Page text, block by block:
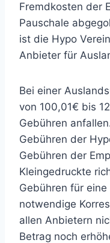
Fremdkosten der
Pauschale
ist die Hypo
Anbieter für
Bei einer
von 100,01€ bis
Gebühren
Gebühren der
Gebühren der
Kleingedruckte
Gebühren für
notwendige
allen Anbietern
Betrag noch